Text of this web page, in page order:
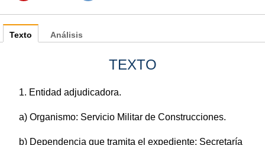
Texto
TEXTO
1. Entidad adjudicadora.
a) Organismo: Servicio Militar de Construcciones.
b) Dependencia que tramita el expediente: Secretaría
Análisis